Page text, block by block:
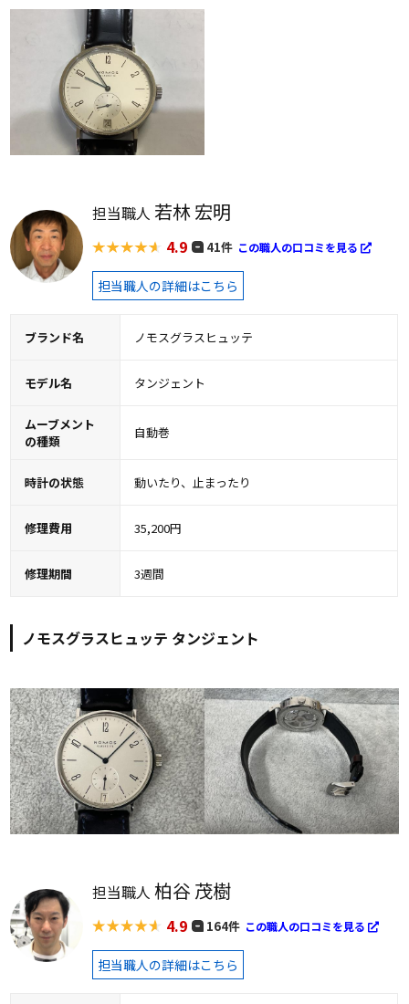
担当職人 若林 宏明
4.9 41件 この職人の口コミを見る
担当職人の詳細はこちら
ブランド名 ノモスグラスヒュッテ
モデル名 タンジェント
ムーブメント
の種類
自動巻
時計の状態 動いたり、止まったり
修理費用 35,200円
修理期間 3週間
ノモスグラスヒュッテ タンジェント
担当職人柏谷 茂樹
4.9 164件 この職人の口コミを見る
担当職人の詳細はこちら